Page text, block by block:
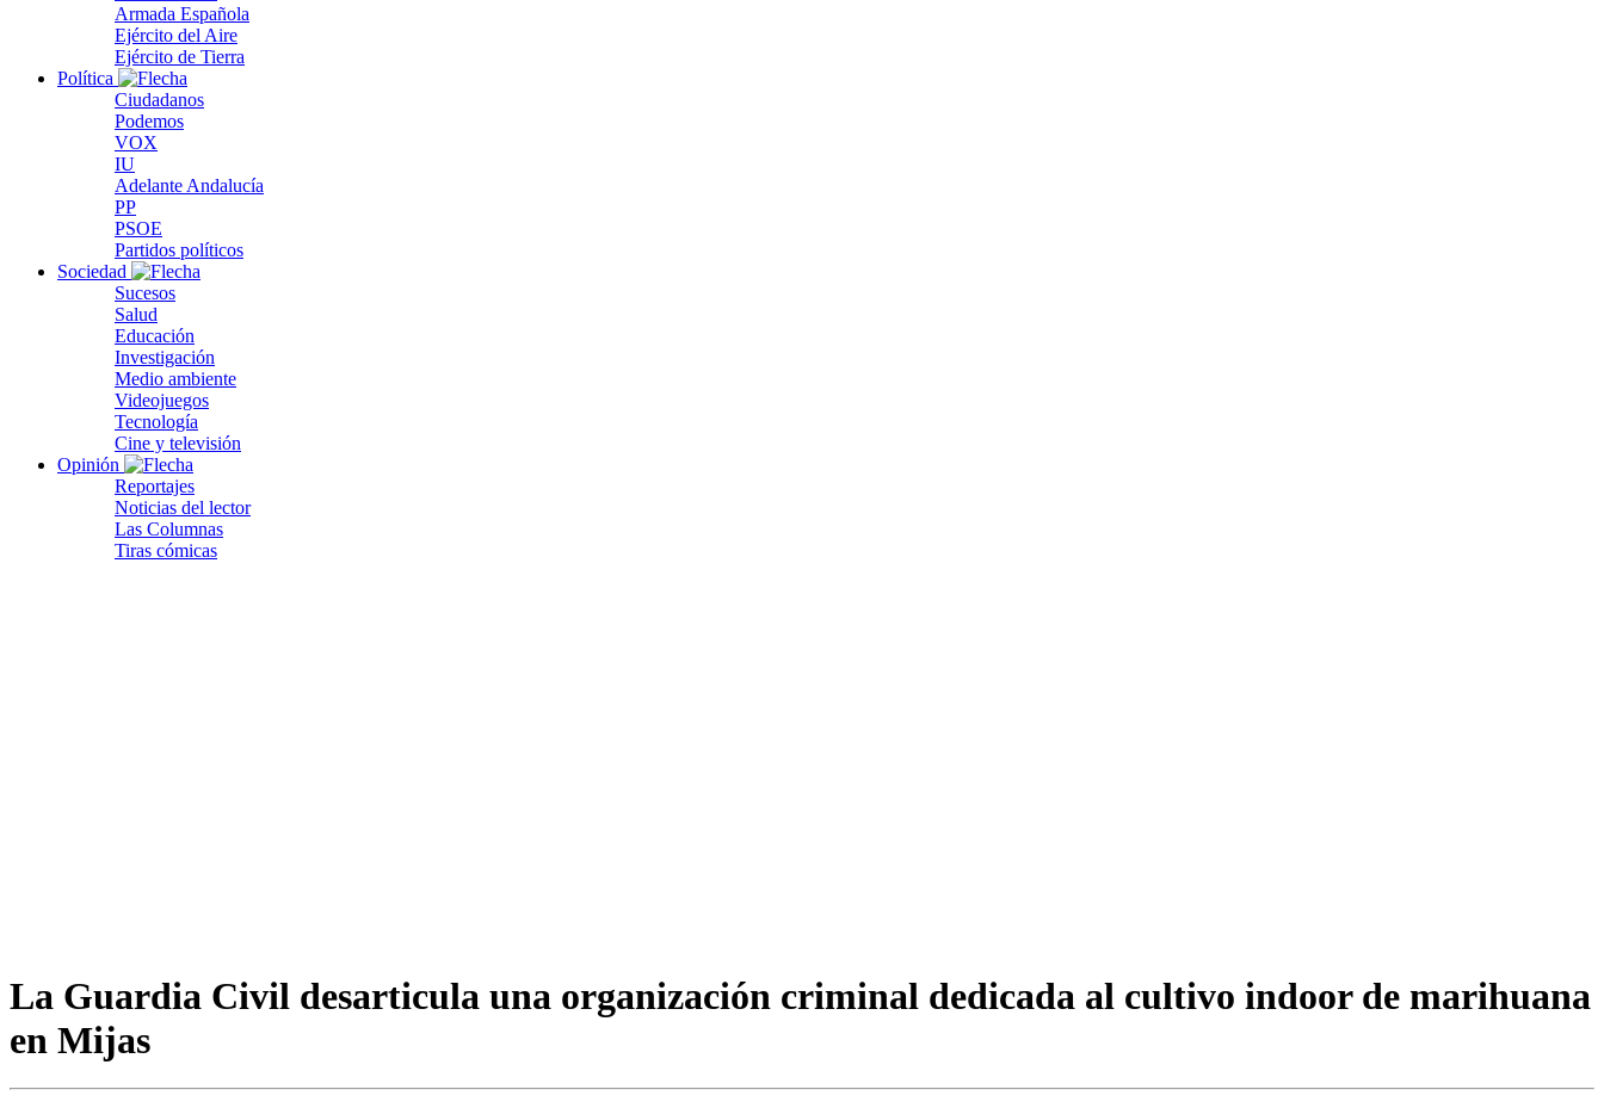
Armada Española
Ejército del Aire
Ejército de Tierra
Política
Ciudadanos
Podemos
VOX
IU
Adelante Andalucía
PP
PSOE
Partidos políticos
Sociedad
Sucesos
Salud
Educación
Investigación
Medio ambiente
Videojuegos
Tecnología
Cine y televisión
Opinión
Reportajes
Noticias del lector
Las Columnas
Tiras cómicas
La Guardia Civil desarticula una organización criminal dedicada al cultivo indoor de marihuana
en Mijas